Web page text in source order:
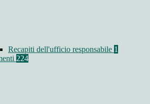
Recapiti dell'ufficio responsabile 1
224